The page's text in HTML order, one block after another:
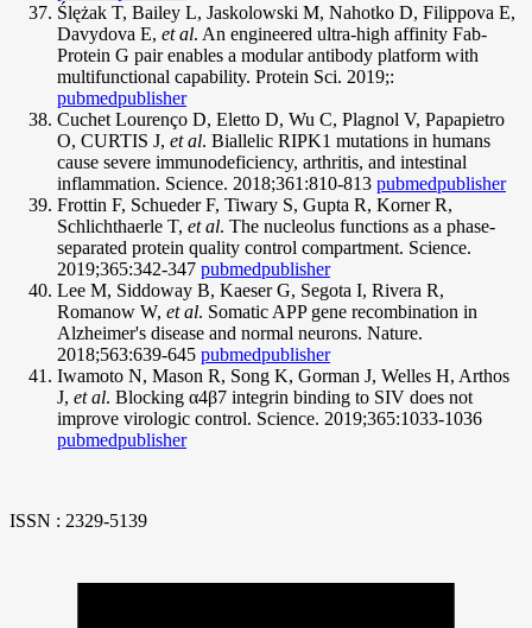
Ślężak T, Bailey L, Jaskolowski M, Nahotko D, Filippova E,
Davydova E, et al. An engineered ultra-high affinity Fab-
Protein G pair enables a modular antibody platform with
multifunctional capability. Protein Sci. 2019;:
pubmedpublisher
Cuchet Lourenço D, Eletto D, Wu C, Plagnol V, Papapietro
O, CURTIS J, et al. Biallelic RIPK1 mutations in humans
cause severe immunodeficiency, arthritis, and intestinal
inflammation. Science. 2018;361:810-813 pubmedpublisher
Frottin F, Schueder F, Tiwary S, Gupta R, Korner R,
Schlichthaerle T, et al. The nucleolus functions as a phase-
separated protein quality control compartment. Science.
2019;365:342-347 pubmedpublisher
Lee M, Siddoway B, Kaeser G, Segota I, Rivera R,
Romanow W, et al. Somatic APP gene recombination in
Alzheimer's disease and normal neurons. Nature.
2018;563:639-645 pubmedpublisher
Iwamoto N, Mason R, Song K, Gorman J, Welles H, Arthos
J, et al. Blocking α4β7 integrin binding to SIV does not
improve virologic control. Science. 2019;365:1033-1036
pubmedpublisher
ISSN : 2329-5139